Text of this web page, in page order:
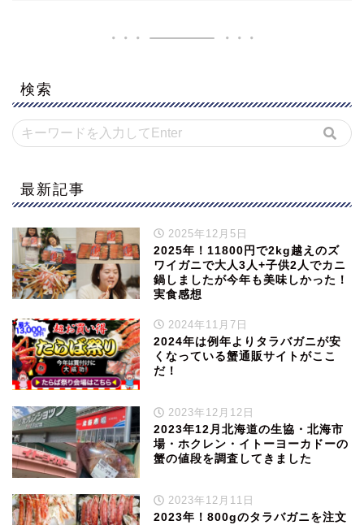
検索
最新記事
2025年12月5日
2025年！11800円で2kg越えのズ
ワイガニで大人3人+子供2人でカニ
鍋しましたが今年も美味しかった！
実食感想
2024年11月7日
2024年は例年よりタラバガニが安
くなっている蟹通販サイトがここ
だ！
2023年12月12日
2023年12月北海道の生協・北海市
場・ホクレン・イトーヨーカドーの
蟹の値段を調査してきました
2023年12月11日
2023年！800gのタラバガニを注文